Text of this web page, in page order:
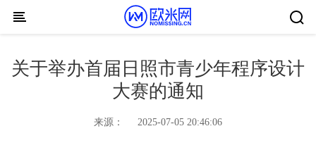
Skip to content
关于举办首届日照市青少年程序设计
大赛的通知
来源： 2025-07-05 20:46:06